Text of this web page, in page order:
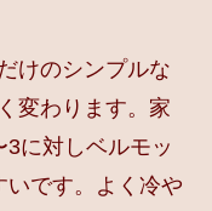
けのシンプルな
変わります。家
に対しベルモッ
いです。よく冷や